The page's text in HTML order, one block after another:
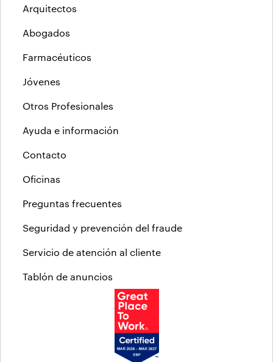
Arquitectos
Abogados
Farmacéuticos
Jóvenes
Otros Profesionales
Ayuda e información
Contacto
Oficinas
Preguntas frecuentes
Seguridad y prevención del fraude
Servicio de atención al cliente
Tablón de anuncios